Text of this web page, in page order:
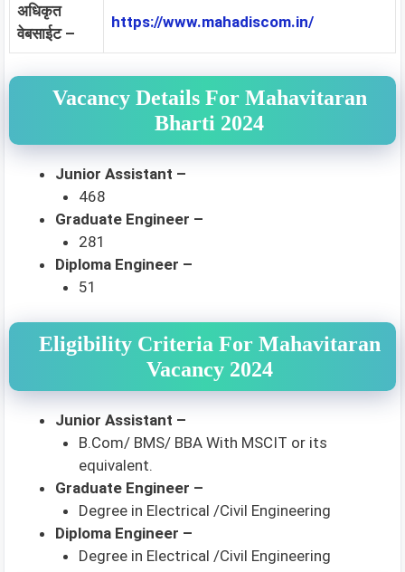
अधिकृत
वेबसाईट –
https://www.mahadiscom.in/
Vacancy Details For Mahavitaran
Bharti 2024
Junior Assistant –
468
Graduate Engineer –
281
Diploma Engineer –
51
Eligibility Criteria For Mahavitaran
Vacancy 2024
Junior Assistant –
B.Com/ BMS/ BBA With MSCIT or its
equivalent.
Graduate Engineer –
Degree in Electrical /Civil Engineering
Diploma Engineer –
Degree in Electrical /Civil Engineering